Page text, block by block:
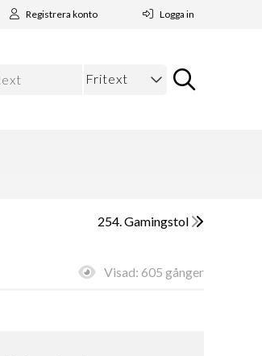
Registrera konto Logga in
254. Gamingstol
Visad: 605 gånger